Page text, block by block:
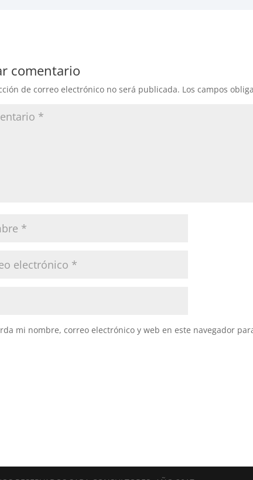
comentario
de correo electrónico no será publicada. Los campos
mi nombre, correo electrónico y web en este navegador